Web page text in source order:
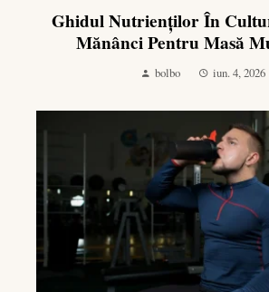
Ghidul Nutrienților În
Mănânci Pentru Masă
bolbo iun. 4, 2026